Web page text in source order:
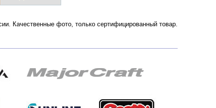
Качественные фото, только сертифицированный товар.